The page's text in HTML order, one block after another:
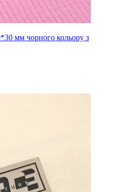
мм чорного кольору з